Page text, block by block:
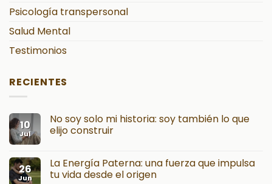
Psicología transpersonal
Salud Mental
Testimonios
RECIENTES
10
Jul
No soy solo mi historia: soy también lo que
elijo construir
26
Jun
La Energía Paterna: una fuerza que impulsa
tu vida desde el origen